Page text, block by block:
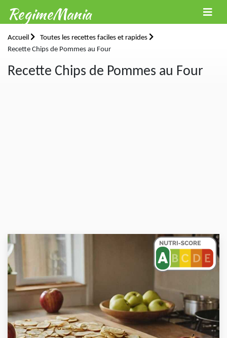
RegimeMania
Accueil
Toutes les recettes faciles et rapides
Recette Chips de Pommes au Four
Recette Chips de Pommes au Four